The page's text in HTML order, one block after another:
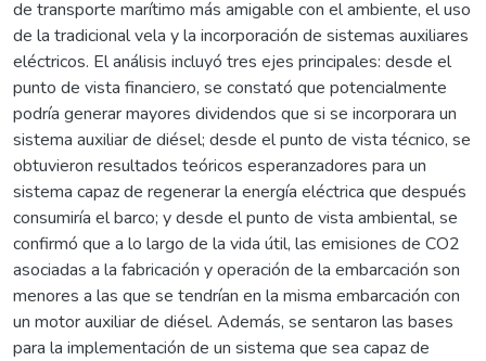
de transporte marítimo más amigable con el ambiente, el uso
de la tradicional vela y la incorporación de sistemas auxiliares
eléctricos. El análisis incluyó tres ejes principales: desde el
punto de vista financiero, se constató que potencialmente
podría generar mayores dividendos que si se incorporara un
sistema auxiliar de diésel; desde el punto de vista técnico, se
obtuvieron resultados teóricos esperanzadores para un
sistema capaz de regenerar la energía eléctrica que después
consumiría el barco; y desde el punto de vista ambiental, se
confirmó que a lo largo de la vida útil, las emisiones de CO2
asociadas a la fabricación y operación de la embarcación son
menores a las que se tendrían en la misma embarcación con
un motor auxiliar de diésel. Además, se sentaron las bases
para la implementación de un sistema que sea capaz de